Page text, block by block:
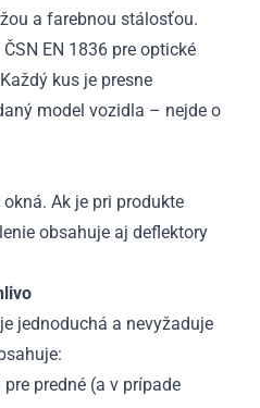
a farebnou stálosťou.
EN 1836 pre optické
kus je presne
model vozidla – nejde o
Ak je pri produkte
obsahuje aj deflektory
jednoduchá a nevyžaduje
predné (a v prípade